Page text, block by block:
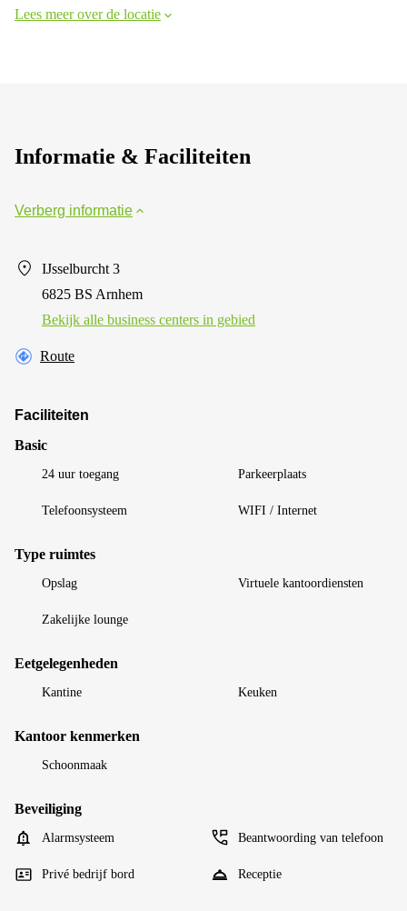
Lees meer over de locatie
Informatie & Faciliteiten
Verberg informatie
IJsselburcht 3
6825 BS Arnhem
Bekijk alle business centers in gebied
Route
Faciliteiten
Basic
24 uur toegang Parkeerplaats
Telefoonsysteem WIFI / Internet
Type ruimtes
Opslag Virtuele kantoordiensten
Zakelijke lounge
Eetgelegenheden
Kantine Keuken
Kantoor kenmerken
Schoonmaak
Beveiliging
Alarmsysteem Beantwoording van telefoon
Privé bedrijf bord Receptie